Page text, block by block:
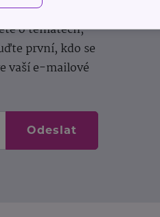
zkušeností.
o tématech,
první, kdo se
vaší e-mailové
Odeslat